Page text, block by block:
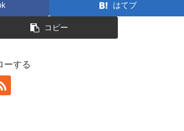
はてブ
コピー
ーする